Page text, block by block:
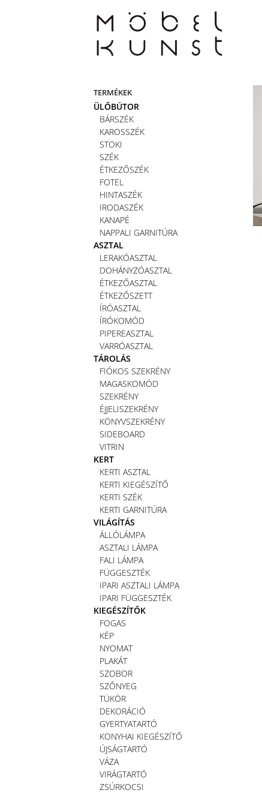
TERMÉKEK
ÜLŐBÚTOR
BÁRSZÉK
KAROSSZÉK
STOKI
SZÉK
ÉTKEZŐSZÉK
FOTEL
HINTASZÉK
IRODASZÉK
KANAPÉ
NAPPALI GARNITÚRA
ASZTAL
LERAKÓASZTAL
DOHÁNYZÓASZTAL
ÉTKEZŐASZTAL
ÉTKEZŐSZETT
ÍRÓASZTAL
ÍRÓKOMÓD
PIPEREASZTAL
VARRÓASZTAL
TÁROLÁS
FIÓKOS SZEKRÉNY
MAGASKOMÓD
SZEKRÉNY
ÉJJELISZEKRÉNY
KÖNYVSZEKRÉNY
SIDEBOARD
VITRIN
KERT
KERTI ASZTAL
KERTI KIEGÉSZÍTŐ
KERTI SZÉK
KERTI GARNITÚRA
VILÁGÍTÁS
ÁLLÓLÁMPA
ASZTALI LÁMPA
FALI LÁMPA
FÜGGESZTÉK
IPARI ASZTALI LÁMPA
IPARI FÜGGESZTÉK
KIEGÉSZÍTŐK
FOGAS
KÉP
NYOMAT
PLAKÁT
SZOBOR
SZŐNYEG
TÜKÖR
DEKORÁCIÓ
GYERTYATARTÓ
KONYHAI KIEGÉSZÍTŐ
ÚJSÁGTARTÓ
VÁZA
VIRÁGTARTÓ
ZSÚRKOCSI